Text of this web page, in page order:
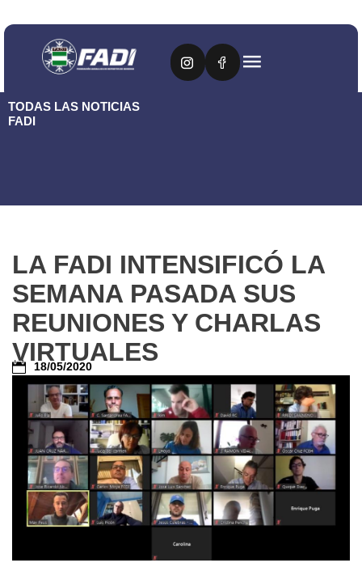
TODAS LAS NOTICIAS
FADI
LA FADI INTENSIFICÓ LA
SEMANA PASADA SUS
REUNIONES Y CHARLAS
VIRTUALES
18/05/2020